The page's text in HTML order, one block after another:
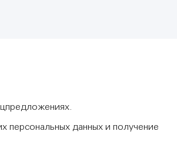
персональных данных и получение